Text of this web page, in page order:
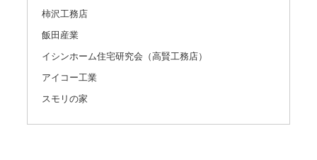
柿沢工務店
飯田産業
イシンホーム住宅研究会（高賢工務店）
アイコー工業
スモリの家